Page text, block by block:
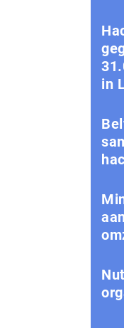
in